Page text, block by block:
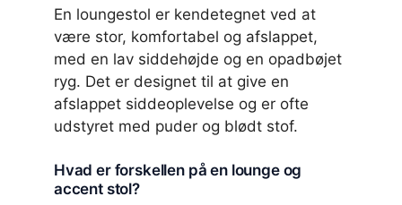
En loungestol er kendetegnet ved at
være stor, komfortabel og afslappet,
med en lav siddehøjde og en opadbøjet
ryg. Det er designet til at give en
afslappet siddeoplevelse og er ofte
udstyret med puder og blødt stof.
Hvad er forskellen på en lounge og
accent stol?